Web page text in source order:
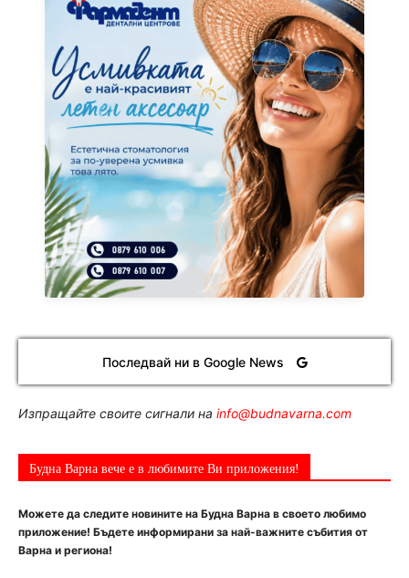
Последвай ни в Google News
Изпращайте своите сигнали на info@budnavarna.com
Будна Варна вече е в любимите Ви приложения!
Можете да следите новините на Будна Варна в своето любимо
приложение! Бъдете информирани за най-важните събития от
Варна и региона!